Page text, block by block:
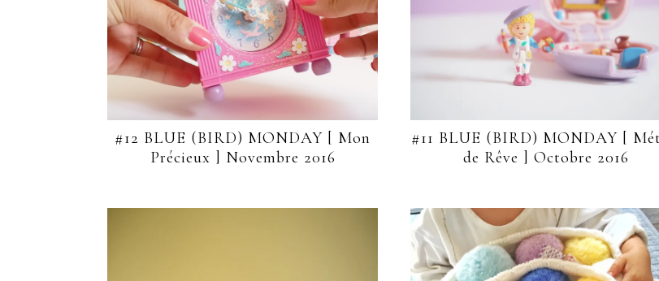
#12 BLUE (BIRD) MONDAY [ Mon
Précieux ] Novembre 2016
#11 BLUE (BIRD) MONDAY [
de Rêve ] Octobre 2016